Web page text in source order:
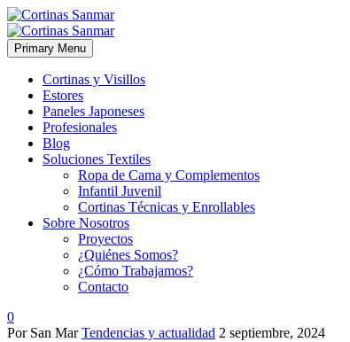
Primary Menu
Cortinas y Visillos
Estores
Paneles Japoneses
Profesionales
Blog
Soluciones Textiles
Ropa de Cama y Complementos
Infantil Juvenil
Cortinas Técnicas y Enrollables
Sobre Nosotros
Proyectos
¿Quiénes Somos?
¿Cómo Trabajamos?
Contacto
0
Por San Mar Tendencias y actualidad 2 septiembre, 2024